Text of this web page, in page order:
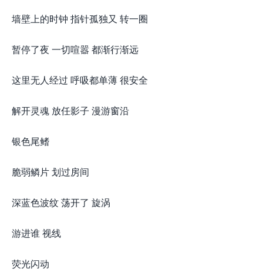
墙壁上的时钟 指针孤独又 转一圈
暂停了夜 一切喧嚣 都渐行渐远
这里无人经过 呼吸都单薄 很安全
解开灵魂 放任影子 漫游窗沿
银色尾鳍
脆弱鳞片 划过房间
深蓝色波纹 荡开了 旋涡
游进谁 视线
荧光闪动